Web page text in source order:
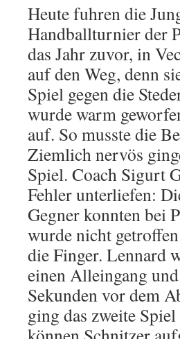
Heute fuhren die
Handballturnier der
das Jahr zuvor, in
auf den Weg, denn
Spiel gegen die
wurde warm
auf. So musste die
Ziemlich nervös
Spiel. Coach Sigurt
Fehler unterliefen:
Gegner konnten bei
wurde nicht
die Finger. Lennard
einen Alleingang
Sekunden vor dem
ging das zweite